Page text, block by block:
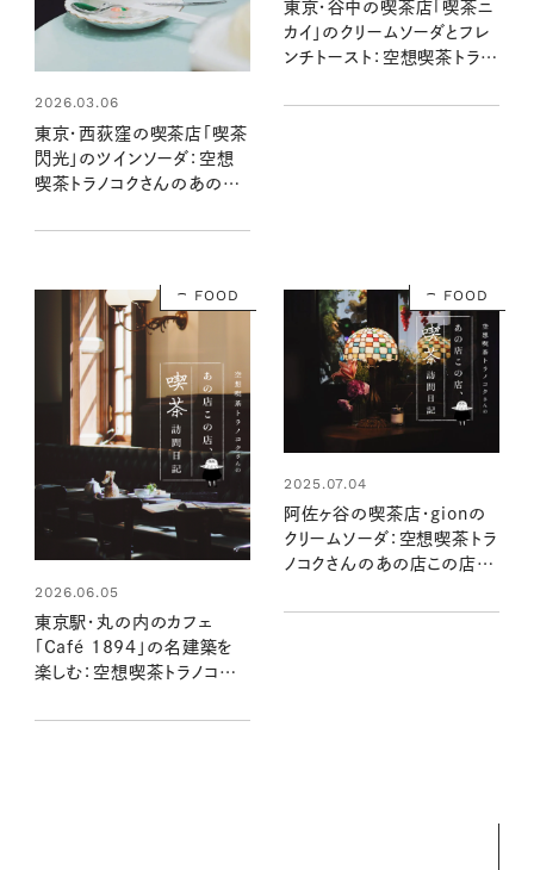
2026.03.06
東京・西荻窪の喫茶店「喫茶
閃光」のツインソーダ：空想
喫茶トラノコクさんのあの店
東京・谷中の喫茶店「喫茶ニ
カイ」のクリームソーダとフレ
ンチトースト：空想喫茶トラノ
茶訪問日記 #05
FOOD
2026.06.05
東京駅・丸の内のカフェ
「Café 1894」の名建築を
楽しむ：空想喫茶トラノコクさ
問日記 #12
FOOD
2025.07.04
阿佐ヶ谷の喫茶店・gionの
クリームソーダ：空想喫茶トラ
ノコクさんのあの店この店、